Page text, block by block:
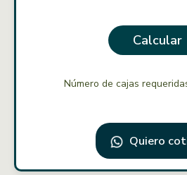
Calcular
Número de cajas
Quiero